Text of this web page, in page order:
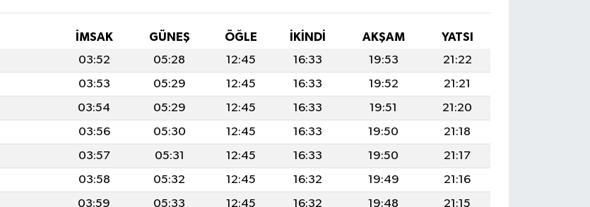
İMSAK GÜNEŞ ÖĞLE İKINDI AKŞAM
YATSI
03:52 05:28 12:45 16:33 19:53
21:22
03:53 05:29 12:45 16:33 19:52
21:21
03:54 05:29 12:45 16:33 19:51
21:20
03:56 05:30 12:45 16:33 19:50
21:18
03:57 05:31 12:45 16:33 19:50
21:17
03:58 05:32 12:45 16:32 19:49
21:16
03:59 05:33 12:45 16:32 19:48
21:15